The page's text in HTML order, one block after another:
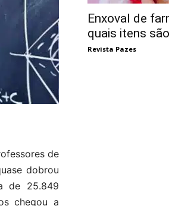
de
dobrou
de 25.849
chegou a
Enxoval de
quais itens
Revista Pazes